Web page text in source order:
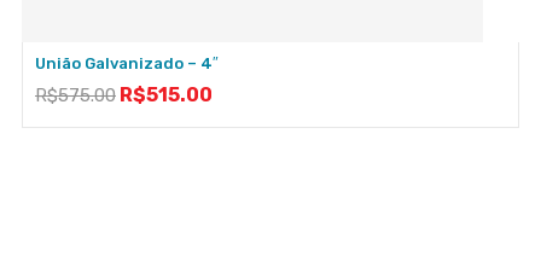
União Galvanizado – 4″
R$575.00 R$515.00